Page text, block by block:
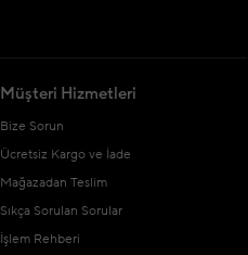
Müşteri Hizmetleri
Bize Sorun
Ücretsiz Kargo ve İade
Mağazadan Teslim
Sıkça Sorulan Sorular
İşlem Rehberi